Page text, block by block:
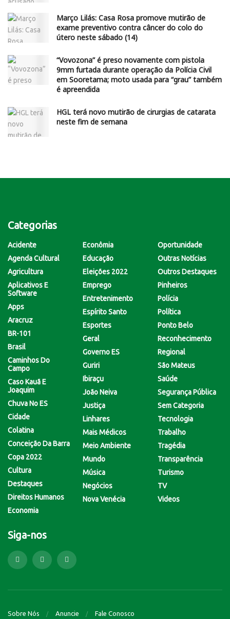
Março Lilás: Casa Rosa promove mutirão de
exame preventivo contra câncer do colo do
útero neste sábado (14)
“Vovozona” é preso novamente com pistola
9mm furtada durante operação da Polícia Civil
em Sooretama; moto usada para “grau” também
é apreendida
HGL terá novo mutirão de cirurgias de catarata
neste fim de semana
Categorias
Acidente
Agenda Cultural
Agricultura
Aplicativos E
Software
Apps
Aracruz
BR-101
Brasil
Caminhos Do
Campo
Caso Kauã E
Joaquim
Chuva No ES
Cidade
Colatina
Conceição Da Barra
Copa 2022
Cultura
Destaques
Direitos Humanos
Economia
Econômia
Educação
Eleições 2022
Emprego
Entretenimento
Espírito Santo
Esportes
Geral
Governo ES
Guriri
Ibiraçu
João Neiva
Justiça
Linhares
Mais Médicos
Meio Ambiente
Mundo
Música
Negócios
Nova Venécia
Oportunidade
Outras Notícias
Outros Destaques
Pinheiros
Polícia
Política
Ponto Belo
Reconhecimento
Regional
São Mateus
Saúde
Segurança Pública
Sem Categoria
Tecnologia
Trabalho
Tragédia
Transparência
Turismo
TV
Videos
Siga-nos
Sobre Nós Anuncie Fale Conosco